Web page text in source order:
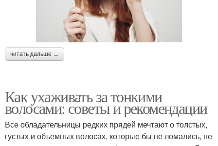
читать дальше →
Как ухаживать за тонкими
волосами: советы и рекомендации
Все обладательницы редких прядей мечтают о толстых,
густых и объемных волосах, которые бы не ломались, не